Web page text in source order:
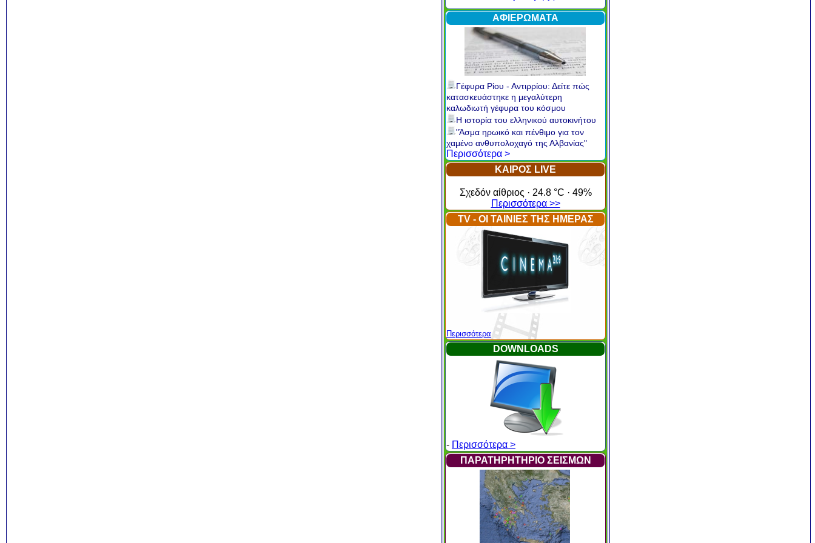
Περισσότερα >
ΑΦΙΕΡΩΜΑΤΑ
Γέφυρα Ρίου - Αντιρρίου: Δείτε πώς
κατασκευάστηκε η μεγαλύτερη
καλωδιωτή γέφυρα του κόσμου
Η ιστορία του ελληνικού αυτοκινήτου
"Άσμα ηρωικό και πένθιμο για τον
χαμένο ανθυπολοχαγό της Αλβανίας"
Περισσότερα >
ΚΑΙΡΟΣ LIVE
Σχεδόν αίθριος · 24.8 °C · 49%
Περισσότερα >>
TV - ΟΙ ΤΑΙΝΙΕΣ ΤΗΣ ΗΜΕΡΑΣ
Περισσότερα
DOWNLOADS
- Περισσότερα >
ΠΑΡΑΤΗΡΗΤΗΡΙΟ ΣΕΙΣΜΩΝ